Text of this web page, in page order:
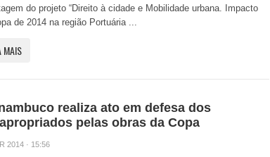
do projeto “Direito à cidade e Mobilidade urbana. Impacto
de 2014 na região Portuária ...
MAIS
realiza ato em defesa dos
pelas obras da Copa
2014 · 15:56